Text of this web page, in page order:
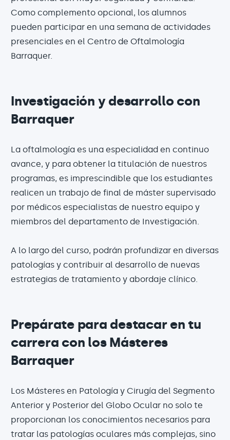
Como complemento opcional, los alumnos
pueden participar en una semana de actividades
presenciales en el Centro de Oftalmología
Barraquer.
Investigación y desarrollo con
Barraquer
La oftalmología es una especialidad en continuo
avance, y para obtener la titulación de nuestros
programas, es imprescindible que los estudiantes
realicen un trabajo de final de máster supervisado
por médicos especialistas de nuestro equipo y
miembros del departamento de Investigación.
A lo largo del curso, podrán profundizar en diversas
patologías y contribuir al desarrollo de nuevas
estrategias de tratamiento y abordaje clínico.
Prepárate para destacar en tu
carrera con los Másteres
Barraquer
Los Másteres en Patología y Cirugía del Segmento
Anterior y Posterior del Globo Ocular no solo te
proporcionan los conocimientos necesarios para
tratar las patologías oculares más complejas, sino